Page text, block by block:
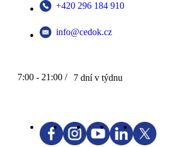
+420 296 184 910
info@cedok.cz
7:00 - 21:00 / 7 dní v týdnu